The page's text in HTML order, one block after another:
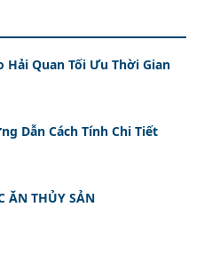
Hải Quan Tối Ưu Thời Gian
Dẫn Cách Tính Chi Tiết
ĂN THỦY SẢN